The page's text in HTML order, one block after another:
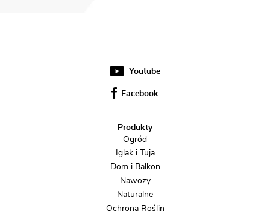
Youtube
Facebook
Produkty
Ogród
Iglak i Tuja
Dom i Balkon
Nawozy
Naturalne
Ochrona Roślin